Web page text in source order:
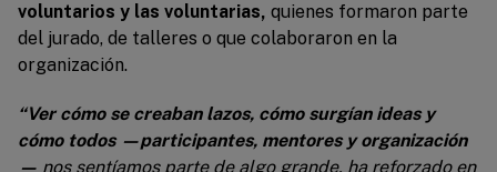
voluntarios y las voluntarias, quienes formaron parte
del jurado, de talleres o que colaboraron en la
organización.
“Ver cómo se creaban lazos, cómo surgían ideas y
cómo todos —participantes, mentores y organización
— nos sentíamos parte de algo grande, ha reforzado en